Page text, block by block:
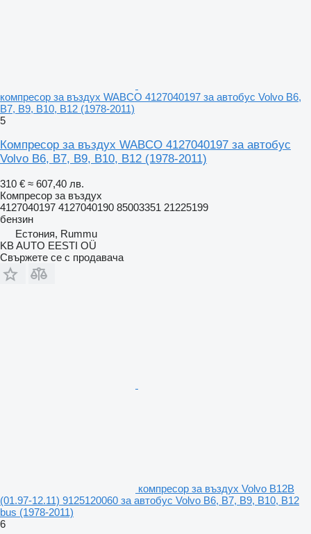
компресор за въздух WABCO 4127040197 за автобус Volvo B6,
B7, B9, B10, B12 (1978-2011)
5
Компресор за въздух WABCO 4127040197 за автобус
Volvo B6, B7, B9, B10, B12 (1978-2011)
310 € ≈ 607,40 лв.
Компресор за въздух
4127040197 4127040190 85003351 21225199
бензин
Естония, Rummu
KB AUTO EESTI OÜ
Свържете се с продавача
компресор за въздух Volvo B12B
(01.97-12.11) 9125120060 за автобус Volvo B6, B7, B9, B10, B12
bus (1978-2011)
6